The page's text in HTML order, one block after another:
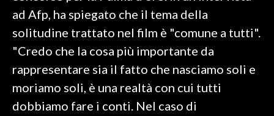
ALTRI SPORT
SPETTACOLI
GOSSIP
ad Afp, ha spiegato che il tema della
solitudine trattato nel film è "comune a tutti".
"Credo che la cosa più importante da
rappresentare sia il fatto che nasciamo soli e
moriamo soli, è una realtà con cui tutti
dobbiamo fare i conti. Nel caso di